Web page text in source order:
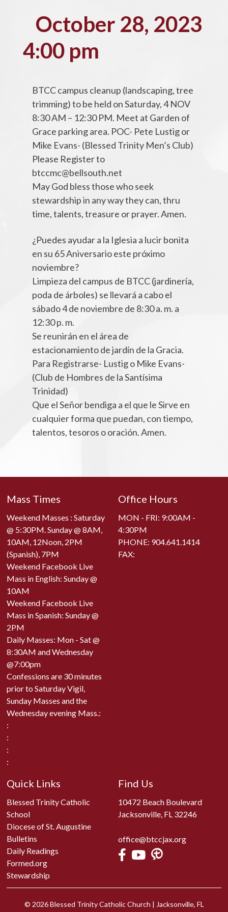
October 28, 2023
4:00 pm
BTCC campus cleanup (landscaping, tree
trimming) to be held on Saturday, 4 NOV
8:30 AM – 12:30 PM. Meet at Garden of
Grace parking area. POC- Pete Lustig or
Mike Evans- (Blessed Trinity Men’s Club)
Please Register to
btccmc@bellsouth.net
May God bless those who seek
stewardship in any way they can, thru
time, talents, treasure or prayer. Amen.
¿Puedes ayudar a la Iglesia a lucir bonita
en su 65 Aniversario este próximo
noviembre?
Limpieza del campus de BTCC (jardinería,
poda de árboles) se llevará a cabo el
sábado 4 de noviembre de 8:30 a. m. a
12:30 p. m.
Se reunirán en el área de
estacionamiento de jardín de la Gracia.
Para Registrarse- Lustig o Mike Evans-
(Club de Hombres de la Santísima
Trinidad)
Que el Señor bendiga a el que le Sirve en
cualquier forma que puedan, con tiempo,
talentos, tesoros o oración. Amen.
Mass Times
Weekend Masses : Saturday
@ 5:30PM. Sunday @ 8AM,
10AM, 12Noon, 2PM
(Spanish), 7PM
Weekend Facebook Live
Mass in English: Sunday @
10AM
Weekend Facebook Live
Mass in Spanish: Sunday @
2PM
Daily Masses: Mon - Sat @
8:30AM and Wednesday
@7:00pm
Confessions are 30 minutes
prior to Saturday Vigil,
Sunday Masses and the
Wednesday evening Mass.:
:
:
:
:
Office Hours
MON - FRI: 9:00AM -
4:30PM
PHONE: 904.641.1414
FAX:
Quick Links
Blessed Trinity Catholic
School
Diocese of St. Augustine
Bulletins
Daily Readings
Formed.org
Stewardship
Find Us
10472 Beach Boulevard
Jacksonville, FL 32246
office@btccjax.org
© 2026Blessed Trinity Catholic Church | Jacksonville, FL